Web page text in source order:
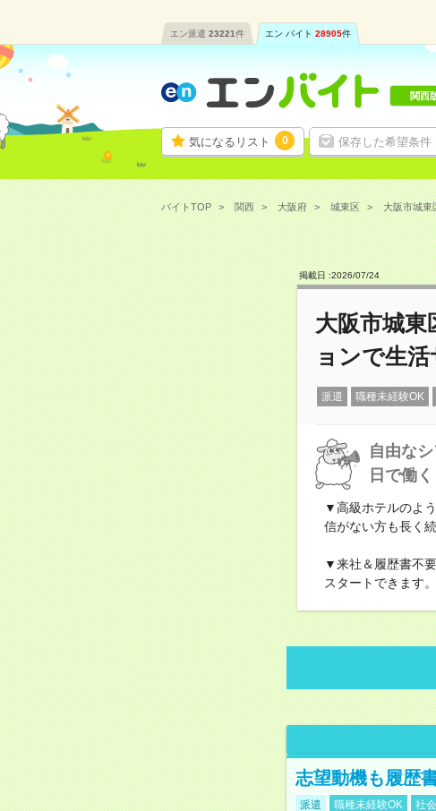
エン派遣 23221件 エン バイト 28905件
気になるリスト 0 保存した希望条件
関西
バイトTOP 関西 大阪府 城東区 大阪市城東
掲載日 :2026/07/24
大阪市城
ョンで生
派遣 職種未経験OK
自由な
日で働く
▼高級ホテルのよ
信がない方も長く
▼来社＆履歴書不
スタートできます。
志望動機も履歴
派遣 職種未経験OK 社